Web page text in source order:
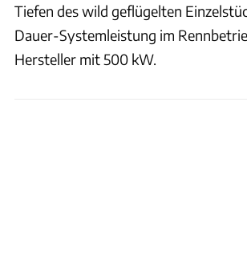
Tiefen des wild geflügelten
Dauer-Systemleistung im
Hersteller mit 500 kW.